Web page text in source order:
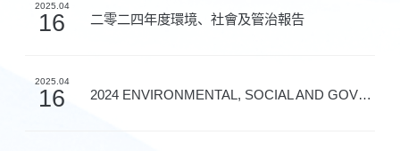
2025.04
16 二零二四年度環境、社會及管治報告
2025.04
16 2024 ENVIRONMENTAL, SOCIAL AND GOVERNANCE REPORT